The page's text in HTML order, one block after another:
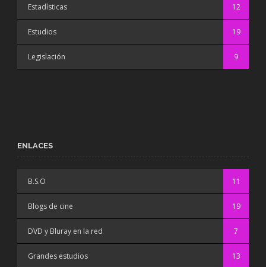
Estadísticas 12
Estudios 19
Legislación 9
ENLACES
B.S.O 11
Blogs de cine 19
DVD y Bluray en la red 7
Grandes estudios 13